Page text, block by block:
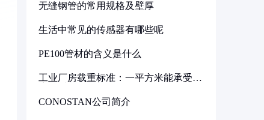
无缝钢管的常用规格及壁厚
生活中常见的传感器有哪些呢
PE100管材的含义是什么
工业厂房载重标准：一平方米能承受多
CONOSTAN公司简介